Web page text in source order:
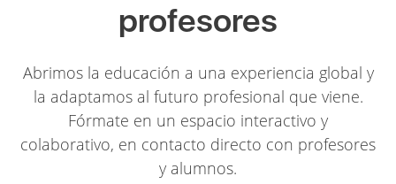
profesores
Abrimos la educación a una experiencia global y
la adaptamos al futuro profesional que viene.
Fórmate en un espacio interactivo y
colaborativo, en contacto directo con profesores
y alumnos.